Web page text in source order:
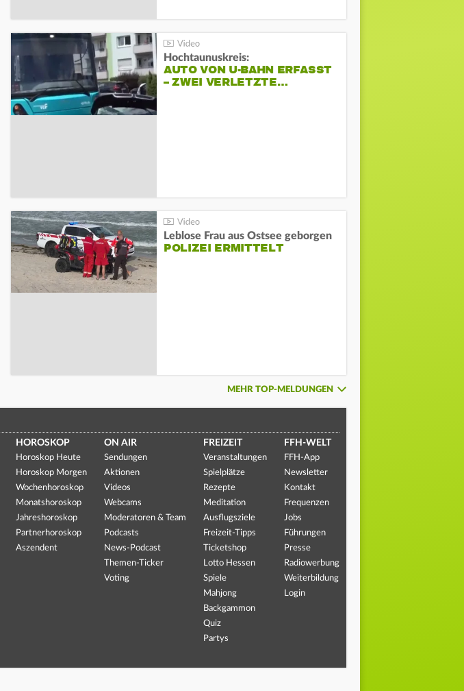
Hochtaunuskreis:
AUTO VON U-BAHN ERFASST
– ZWEI VERLETZTE…
Leblose Frau aus Ostsee geborgen
POLIZEI ERMITTELT
MEHR TOP-MELDUNGEN
HOROSKOP
Horoskop Heute
Horoskop Morgen
Wochenhoroskop
Monatshoroskop
Jahreshoroskop
Partnerhoroskop
Aszendent
ON AIR
Sendungen
Aktionen
Videos
Webcams
Moderatoren & Team
Podcasts
News-Podcast
Themen-Ticker
Voting
FREIZEIT
Veranstaltungen
Spielplätze
Rezepte
Meditation
Ausflugsziele
Freizeit-Tipps
Ticketshop
Lotto Hessen
Spiele
Mahjong
Backgammon
Quiz
Partys
FFH-WELT
FFH-App
Newsletter
Kontakt
Frequenzen
Jobs
Führungen
Presse
Radiowerbung
Weiterbildung
Login